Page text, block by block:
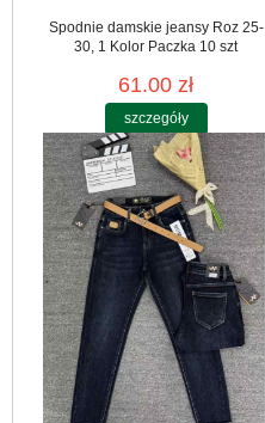
Spodnie damskie jeansy Roz 25-
30, 1 Kolor Paczka 10 szt
61.00 zł
szczegóły